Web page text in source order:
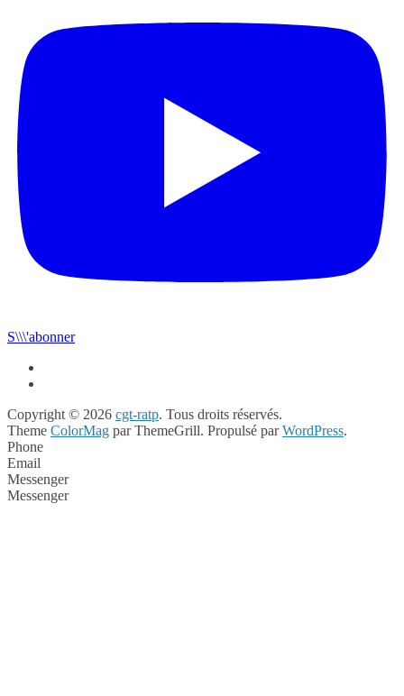
S\\\'abonner
Copyright © 2026 cgt-ratp. Tous droits réservés.
Theme ColorMag par ThemeGrill. Propulsé parWordPress.
Phone
Email
Messenger
Messenger